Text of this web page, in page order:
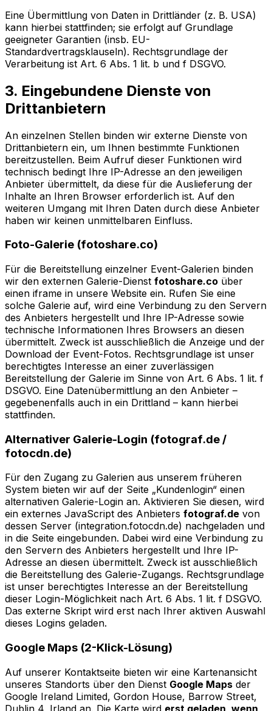
Eine Übermittlung von Daten in Drittländer (z. B. USA)
kann hierbei stattfinden; sie erfolgt auf Grundlage
geeigneter Garantien (insb. EU-
Standardvertragsklauseln). Rechtsgrundlage der
Verarbeitung ist Art. 6 Abs. 1 lit. b und f DSGVO.
3. Eingebundene Dienste von
Drittanbietern
An einzelnen Stellen binden wir externe Dienste von
Drittanbietern ein, um Ihnen bestimmte Funktionen
bereitzustellen. Beim Aufruf dieser Funktionen wird
technisch bedingt Ihre IP-Adresse an den jeweiligen
Anbieter übermittelt, da diese für die Auslieferung der
Inhalte an Ihren Browser erforderlich ist. Auf den
weiteren Umgang mit Ihren Daten durch diese Anbieter
haben wir keinen unmittelbaren Einfluss.
Foto-Galerie (fotoshare.co)
Für die Bereitstellung einzelner Event-Galerien binden
wir den externen Galerie-Dienst fotoshare.co über
einen iframe in unsere Website ein. Rufen Sie eine
solche Galerie auf, wird eine Verbindung zu den Servern
des Anbieters hergestellt und Ihre IP-Adresse sowie
technische Informationen Ihres Browsers an diesen
übermittelt. Zweck ist ausschließlich die Anzeige und der
Download der Event-Fotos. Rechtsgrundlage ist unser
berechtigtes Interesse an einer zuverlässigen
Bereitstellung der Galerie im Sinne von Art. 6 Abs. 1 lit. f
DSGVO. Eine Datenübermittlung an den Anbieter –
gegebenenfalls auch in ein Drittland – kann hierbei
stattfinden.
Alternativer Galerie-Login (fotograf.de /
fotocdn.de)
Für den Zugang zu Galerien aus unserem früheren
System bieten wir auf der Seite „Kundenlogin“ einen
alternativen Galerie-Login an. Aktivieren Sie diesen, wird
ein externes JavaScript des Anbieters fotograf.de von
dessen Server (integration.fotocdn.de) nachgeladen und
in die Seite eingebunden. Dabei wird eine Verbindung zu
den Servern des Anbieters hergestellt und Ihre IP-
Adresse an diesen übermittelt. Zweck ist ausschließlich
die Bereitstellung des Galerie-Zugangs. Rechtsgrundlage
ist unser berechtigtes Interesse an der Bereitstellung
dieser Login-Möglichkeit nach Art. 6 Abs. 1 lit. f DSGVO.
Das externe Skript wird erst nach Ihrer aktiven Auswahl
dieses Logins geladen.
Google Maps (2-Klick-Lösung)
Auf unserer Kontaktseite bieten wir eine Kartenansicht
unseres Standorts über den Dienst Google Maps der
Google Ireland Limited, Gordon House, Barrow Street,
Dublin 4, Irland an. Die Karte wird erst geladen, wenn